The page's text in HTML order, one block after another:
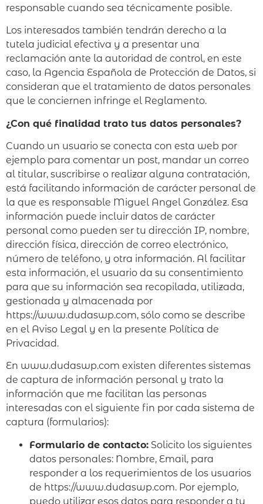
responsable cuando sea técnicamente posible.
Los interesados también tendrán derecho a la
tutela judicial efectiva y a presentar una
reclamación ante la autoridad de control, en este
caso, la Agencia Española de Protección de Datos, si
consideran que el tratamiento de datos personales
que le conciernen infringe el Reglamento.
¿Con qué finalidad trato tus datos personales?
Cuando un usuario se conecta con esta web por
ejemplo para comentar un post, mandar un correo
al titular, suscribirse o realizar alguna contratación,
está facilitando información de carácter personal de
la que es responsable Miguel Angel González. Esa
información puede incluir datos de carácter
personal como pueden ser tu dirección IP, nombre,
dirección física, dirección de correo electrónico,
número de teléfono, y otra información. Al facilitar
esta información, el usuario da su consentimiento
para que su información sea recopilada, utilizada,
gestionada y almacenada por
https://www.dudaswp.com, sólo como se describe
en el Aviso Legal y en la presente Política de
Privacidad.
En www.dudaswp.com existen diferentes sistemas
de captura de información personal y trato la
información que me facilitan las personas
interesadas con el siguiente fin por cada sistema de
captura (formularios):
Formulario de contacto: Solicito los siguientes
datos personales: Nombre, Email, para
responder a los requerimientos de los usuarios
de https://www.dudaswp.com. Por ejemplo,
puedo utilizar esos datos para responder a tu